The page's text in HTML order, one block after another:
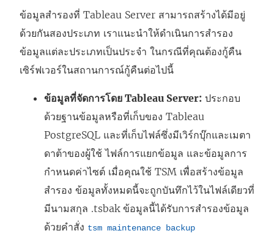
ข้อมูลสำรองที่ Tableau Server สามารถสร้างได้มีอยู่
ด้วยกันสองประเภท เราแนะนำให้ดำเนินการสำรอง
ข้อมูลแต่ละประเภทเป็นประจำ ในกรณีที่คุณต้องกู้คืน
เซิร์ฟเวอร์ในสถานการณ์กู้คืนต่อไปนี้
ข้อมูลที่จัดการโดย Tableau Server: ประกอบ
ด้วยฐานข้อมูลหรือที่เก็บของ Tableau
PostgreSQL และที่เก็บไฟล์ซึ่งมีเวิร์กบุ๊กและเมตา
ดาต้าของผู้ใช้ ไฟล์การแยกข้อมูล และข้อมูลการ
กำหนดค่าไซต์ เมื่อคุณใช้ TSM เพื่อสร้างข้อมูล
สำรอง ข้อมูลทั้งหมดนี้จะถูกบันทึกไว้ในไฟล์เดียวที่
มีนามสกุล .tsbak ข้อมูลนี้ได้รับการสำรองข้อมูล
ด้วยคำสั่ง tsm maintenance backup